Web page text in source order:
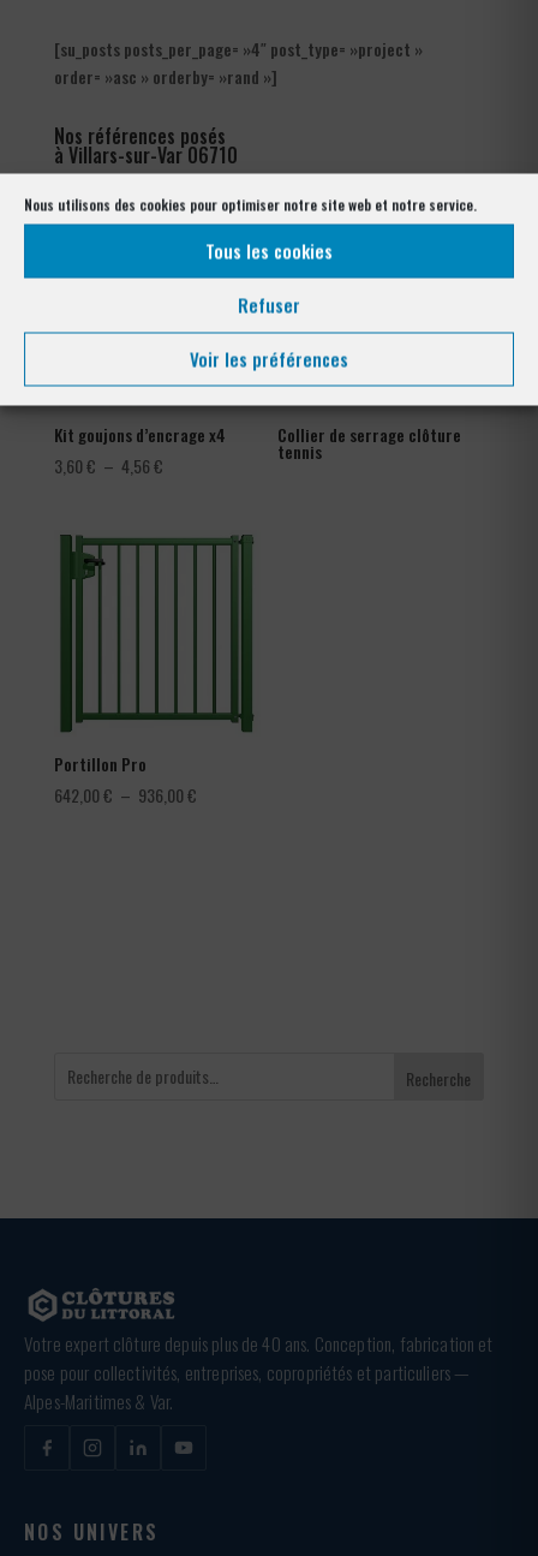
Nous utilisons des cookies pour optimiser notre site web et notre service.
Tous les cookies
Refuser
Voir les préférences
[su_posts posts_per_page= »4″ post_type= »project »
order= »asc » orderby= »rand »]
Nos références posés
à Villars-sur-Var 06710
Kit goujons d’encrage x4
3,60€ – 4,56€Plage
3,60 €
Collier de serrage clôture
tennis
Portillon Pro
642,00€ – 936,00€Plage
Recherche
Votre expert clôture depuis plus de 40 ans. Conception, fabrication et
pose pour collectivités, entreprises, copropriétés et particuliers —
Alpes-Maritimes & Var.
NOS UNIVERS